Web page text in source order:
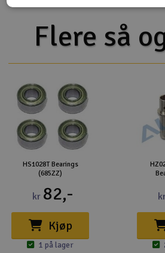
Flere så
HS1028T Bearings
(685ZZ)
kr 82,-
Kjøp
1 på lager